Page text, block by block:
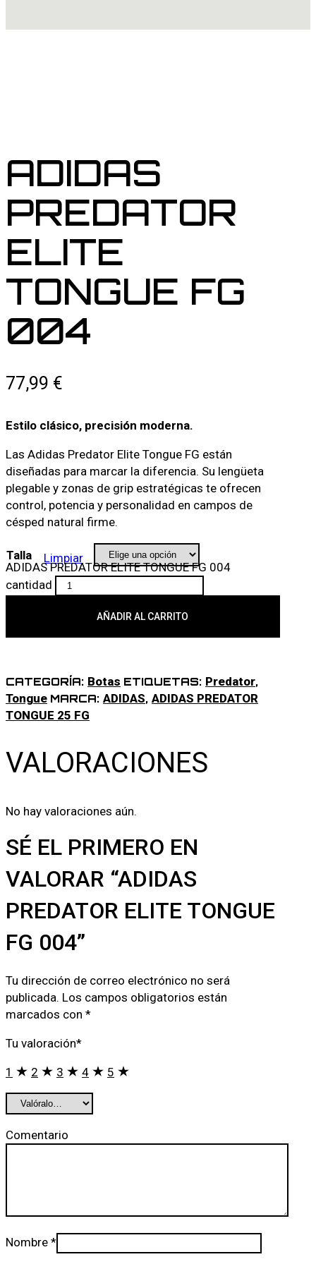
ADIDAS
PREDATOR
ELITE
TONGUE FG
004
77,99 €
Estilo clásico, precisión moderna.
Las Adidas Predator Elite Tongue FG están
diseñadas para marcar la diferencia. Su lengüeta
plegable y zonas de grip estratégicas te ofrecen
control, potencia y personalidad en campos de
césped natural firme.
Talla Limpiar
ADIDAS PREDATOR ELITE TONGUE FG 004
cantidad
AÑADIR AL CARRITO
CATEGORÍA: Botas ETIQUETAS: Predator,
Tongue MARCA: ADIDAS, ADIDAS PREDATOR
TONGUE 25 FG
VALORACIONES
No hay valoraciones aún.
SÉ EL PRIMERO EN
VALORAR “ADIDAS
PREDATOR ELITE TONGUE
FG 004”
Tu dirección de correo electrónico no será
publicada. Los campos obligatorios están
marcados con *
Tu valoración*
1 2 3 4 5
Comentario
Nombre *